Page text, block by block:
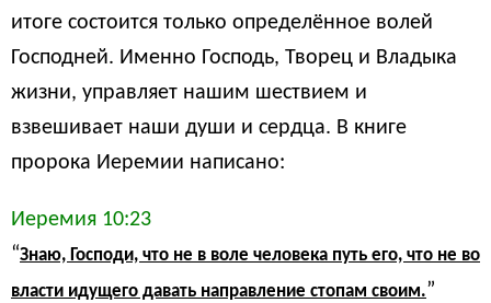
итоге состоится только определённое волей
Господней. Именно Господь, Творец и Владыка
жизни, управляет нашим шествием и
взвешивает наши души и сердца. В книге
пророка Иеремии написано:
Иеремия 10:23
“Знаю, Господи, что не в воле человека путь его, что не во
власти идущего давать направление стопам своим.”